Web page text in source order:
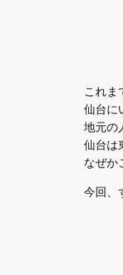
これま
仙台に
地元の
仙台は
なぜか
今回、